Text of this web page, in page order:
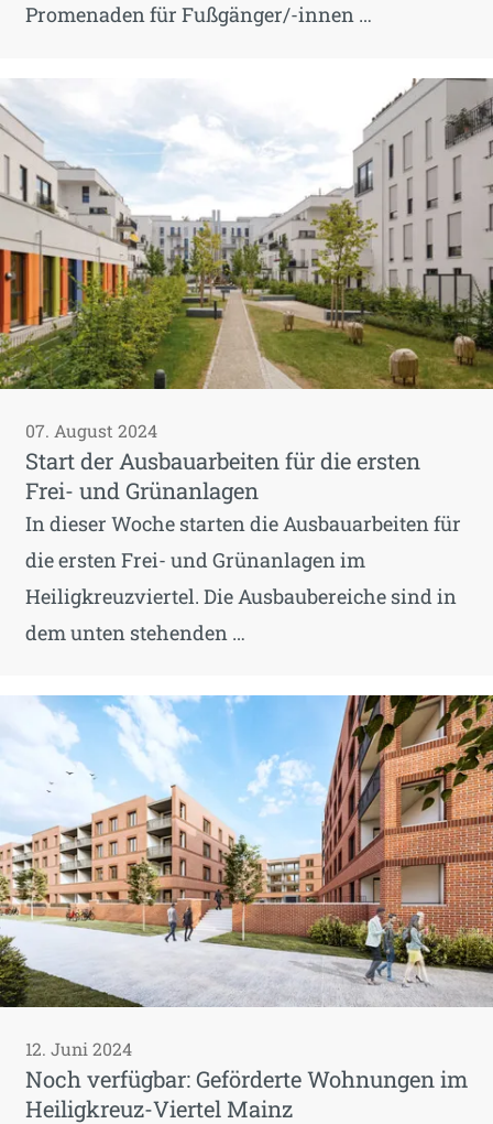
Promenaden für Fußgänger/-innen …
07. August 2024
Start der Ausbauarbeiten für die ersten
Frei- und Grünanlagen
In dieser Woche starten die Ausbauarbeiten für
die ersten Frei- und Grünanlagen im
Heiligkreuzviertel. Die Ausbaubereiche sind in
dem unten stehenden …
12. Juni 2024
Noch verfügbar: Geförderte Wohnungen im
Heiligkreuz-Viertel Mainz